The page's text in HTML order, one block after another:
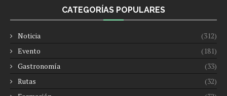
CATEGORÍAS POPULARES
Noticia
(312)
Evento
(181)
Gastronomía
(33)
Rutas
(32)